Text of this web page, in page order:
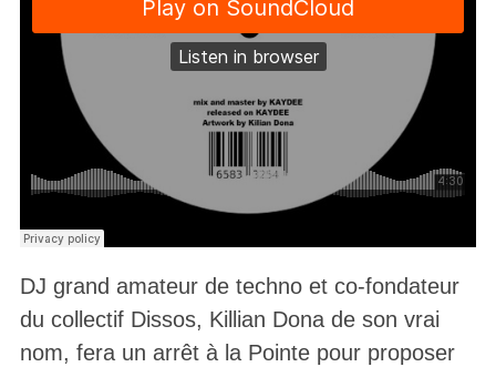
DJ grand amateur de techno et co-fondateur
du collectif Dissos, Killian Dona de son vrai
nom, fera un arrêt à la Pointe pour proposer